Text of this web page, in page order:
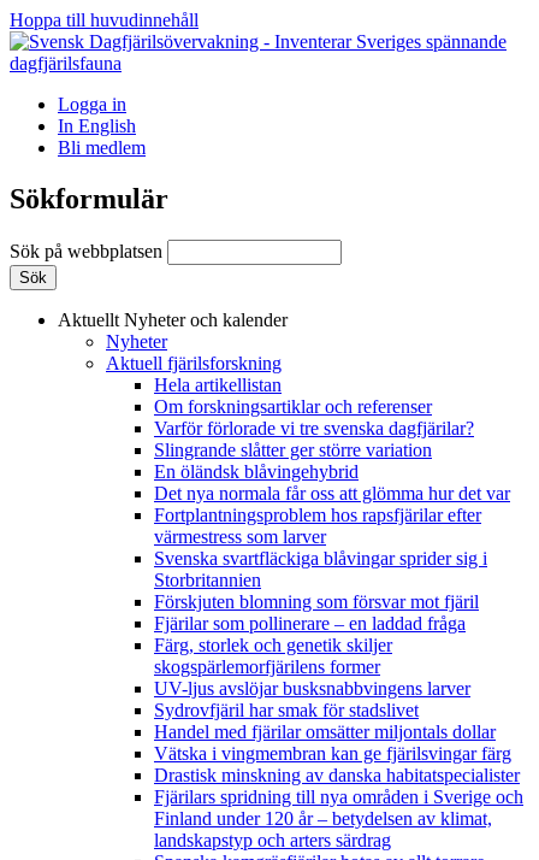
Hoppa till huvudinnehåll
Logga in
In English
Bli medlem
Sökformulär
Sök på webbplatsen
Aktuellt Nyheter och kalender
Nyheter
Aktuell fjärilsforskning
Hela artikellistan
Om forskningsartiklar och referenser
Varför förlorade vi tre svenska dagfjärilar?
Slingrande slåtter ger större variation
En öländsk blåvingehybrid
Det nya normala får oss att glömma hur det var
Fortplantningsproblem hos rapsfjärilar efter
värmestress som larver
Svenska svartfläckiga blåvingar sprider sig i
Storbritannien
Förskjuten blomning som försvar mot fjäril
Fjärilar som pollinerare – en laddad fråga
Färg, storlek och genetik skiljer
skogspärlemorfjärilens former
UV-ljus avslöjar busksnabbvingens larver
Sydrovfjäril har smak för stadslivet
Handel med fjärilar omsätter miljontals dollar
Vätska i vingmembran kan ge fjärilsvingar färg
Drastisk minskning av danska habitatspecialister
Fjärilars spridning till nya områden i Sverige och
Finland under 120 år– betydelsen av klimat,
landskapstyp och arters särdrag